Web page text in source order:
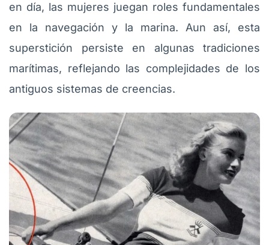
en día, las mujeres juegan roles fundamentales
en la navegación y la marina. Aun así, esta
superstición persiste en algunas tradiciones
marítimas, reflejando las complejidades de los
antiguos sistemas de creencias.